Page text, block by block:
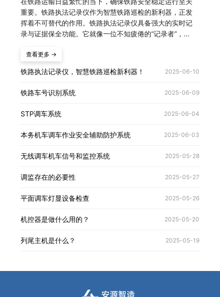
重要。铁路执法记录仪作为智慧铁路巡检的新利器，正发
挥着不可替代的作用。铁路执法记录仪具备强大的实时记
录与证据保全功能。它就像一位不知疲倦的“记录者”，...
查看更多 →
铁路执法记录仪，智慧铁路巡检新利器！ 2025-06-10
铁路车号识别系统 2025-06-09
STP调车系统 2025-06-04
本务机车调车作业安全辅助防护系统 2025-06-03
无线调车机车信号和监控系统 2025-05-28
调监存在的必要性 2025-05-27
平面调车灯显设备检查 2025-05-26
机控器是做什么用的？ 2025-05-20
列尾主机是什么？ 2025-05-19